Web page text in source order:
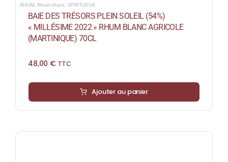
RHUM Rhum blanc ,SPIRITUEUX
BAIE DES TRÉSORS PLEIN SOLEIL (54%)
« MILLÉSIME 2022 » RHUM BLANC AGRICOLE
(MARTINIQUE) 70CL
48,00 € TTC
Ajouter au panier